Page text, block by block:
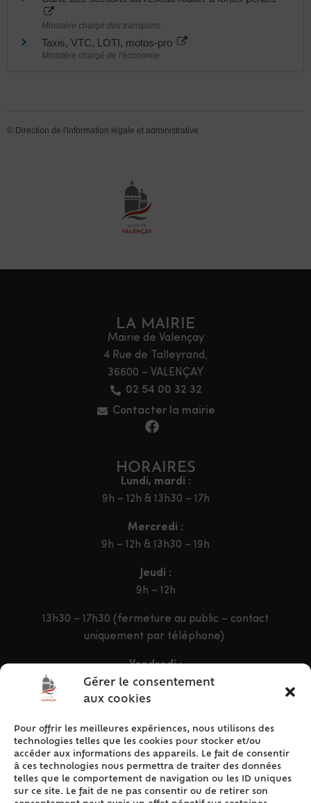
Gérer le consentement
aux cookies
Pour offrir les meilleures expériences, nous utilisons des
technologies telles que les cookies pour stocker et/ou
accéder aux informations des appareils. Le fait de consentir
à ces technologies nous permettra de traiter des données
telles que le comportement de navigation ou les ID uniques
sur ce site. Le fait de ne pas consentir ou de retirer son
Ministère chargé des transports
Taxis, VTC, LOTI, motos-pro
Ministère chargé de l'économie
© Direction de l'information légale et administrative
LA MAIRIE
Mairie de Valençay
4 Rue de Talleyrand,
36600 – VALENÇAY
02 54 00 32 32
Contacter la mairie
HORAIRES
Lundi, mardi :
9h – 12h & 13h30 – 17h
Mercredi :
9h – 12h & 13h30 – 19h
Jeudi :
9h – 12h
13h30 – 17h30 (fermeture au public – contact
uniquement par téléphone)
Vendredi :
9h – 12h & 13h30 – 16h30
ACCÈS RAPIDE
Accueil
Contact
Plan du site